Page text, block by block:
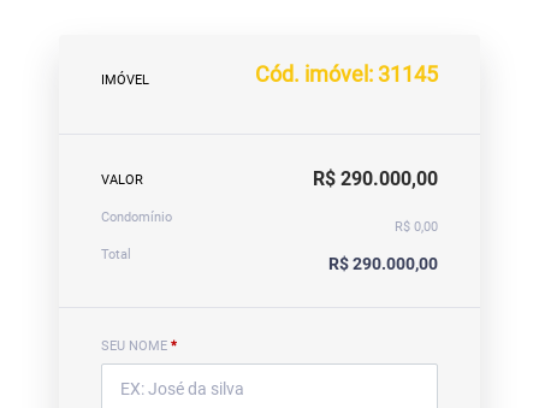
IMÓVEL Cód. imóvel: 31145
VALOR R$ 290.000,00
Condomínio
R$ 0,00
Total
R$ 290.000,00
SEU NOME *